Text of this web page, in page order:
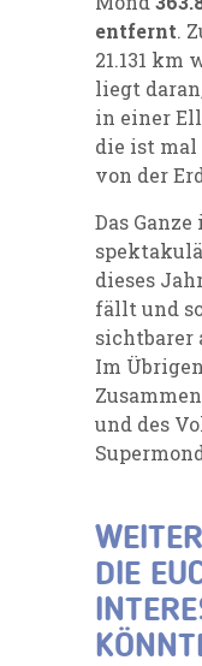
entfernt.
21.131 km
liegt
in einer
die ist
von der
Das
dieses
fällt und
sichtbarer
Im
und des
DIE